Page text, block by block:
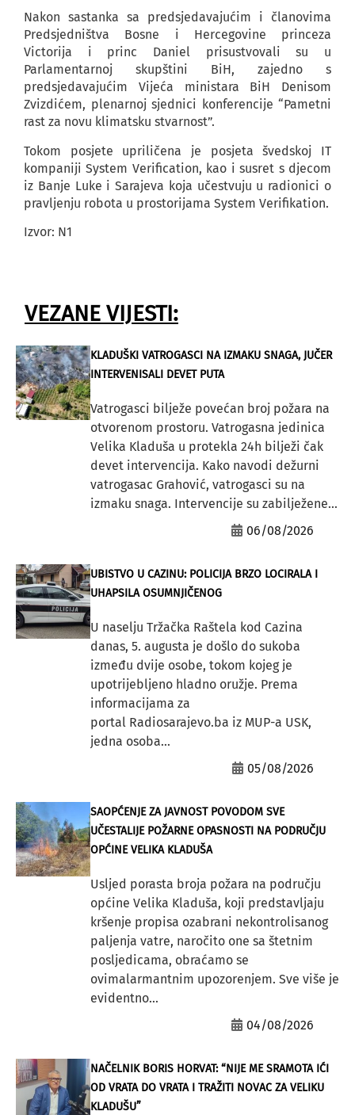
Nakon sastanka sa predsjedavajućim i članovima
Predsjedništva Bosne i Hercegovine princeza
Victorija i princ Daniel prisustvovali su u
Parlamentarnoj skupštini BiH, zajedno s
predsjedavajućim Vijeća ministara BiH Denisom
Zvizdićem, plenarnoj sjednici konferencije “Pametni
rast za novu klimatsku stvarnost”.
Tokom posjete upriličena je posjeta švedskoj IT
kompaniji System Verification, kao i susret s djecom
iz Banje Luke i Sarajeva koja učestvuju u radionici o
pravljenju robota u prostorijama System Verifikation.
Izvor: N1
VEZANE VIJESTI:
KLADUŠKI VATROGASCI NA IZMAKU SNAGA, JUČER
INTERVENISALI DEVET PUTA
Vatrogasci bilježe povećan broj požara na
otvorenom prostoru. Vatrogasna jedinica
Velika Kladuša u protekla 24h bilježi čak
devet intervencija. Kako navodi dežurni
vatrogasac Grahović, vatrogasci su na
izmaku snaga. Intervencije su zabilježene...
06/08/2026
UBISTVO U CAZINU: POLICIJA BRZO LOCIRALA I
UHAPSILA OSUMNJIČENOG
U naselju Tržačka Raštela kod Cazina
danas, 5. augusta je došlo do sukoba
između dvije osobe, tokom kojeg je
upotrijebljeno hladno oružje. Prema
informacijama za
portal Radiosarajevo.ba iz MUP-a USK,
jedna osoba...
05/08/2026
SAOPĆENJE ZA JAVNOST POVODOM SVE
UČESTALIJE POŽARNE OPASNOSTI NA PODRUČJU
OPĆINE VELIKA KLADUŠA
Usljed porasta broja požara na području
općine Velika Kladuša, koji predstavljaju
kršenje propisa ozabrani nekontrolisanog
paljenja vatre, naročito one sa štetnim
posljedicama, obraćamo se
ovimalarmantnim upozorenjem. Sve više je
evidentno...
04/08/2026
NAČELNIK BORIS HORVAT: “NIJE ME SRAMOTA IĆI
OD VRATA DO VRATA I TRAŽITI NOVAC ZA VELIKU
KLADUŠU”